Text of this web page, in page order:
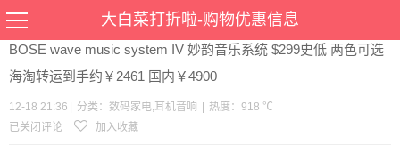
大白菜打折啦-购物优惠信息
当前位置： 优惠>数码家电耳机音响>文章详情
BOSE wave music system IV 妙韵音乐系统 $299史低 两色可选
海淘转运到手约￥2461 国内￥4900
12-18 21:36 分类： 数码家电,耳机音响
热度：918 ℃
已关闭评论
加入收藏